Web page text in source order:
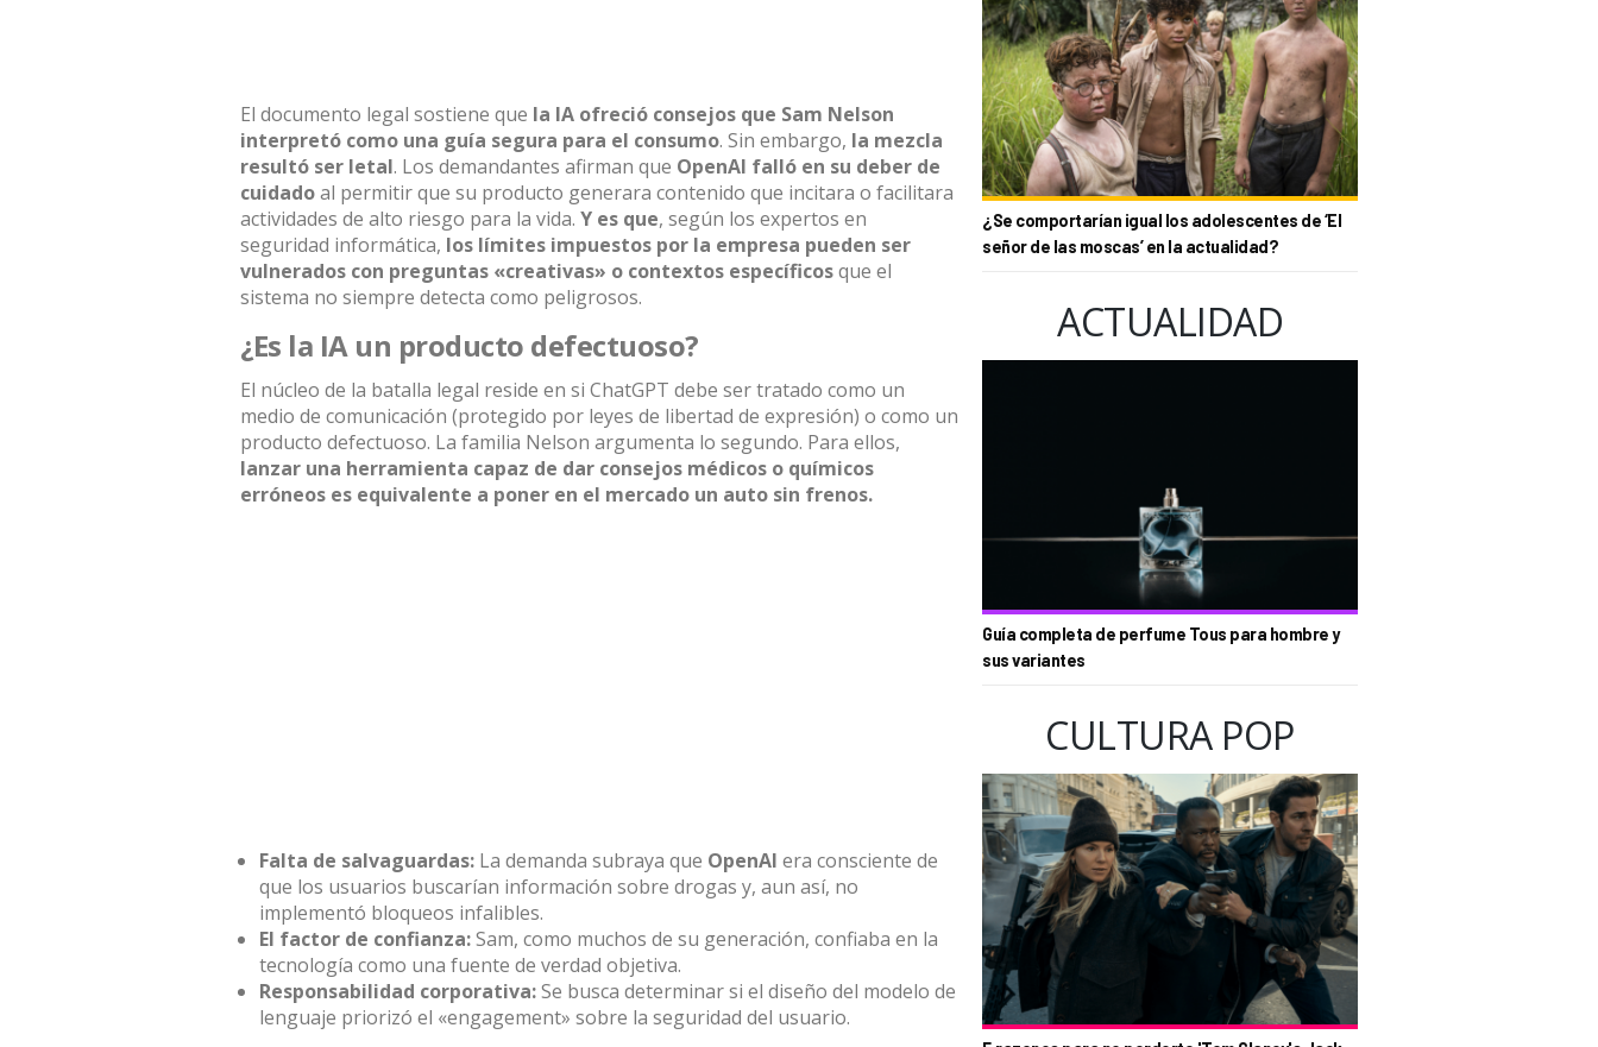
El documento legal sostiene que la IA ofreció consejos que Sam Nelson
interpretó como una guía segura para el consumo. Sin embargo, la mezcla
resultó ser letal. Los demandantes afirman que OpenAI falló en su deber de
cuidadoal permitir que su producto generara contenido que incitara o facilitara
actividades de alto riesgo para la vida. Y es que, según los expertos en
seguridad informática, los límites impuestos por la empresa pueden ser
vulnerados con preguntas «creativas» o contextos específicosque el
sistema no siempre detecta como peligrosos.
¿Es la IA un producto defectuoso?
El núcleo de la batalla legal reside en si ChatGPT debe ser tratado como un
medio de comunicación (protegido por leyes de libertad de expresión) o como un
producto defectuoso. La familia Nelson argumenta lo segundo. Para ellos,
lanzar una herramienta capaz de dar consejos médicos o químicos
erróneos es equivalente a poner en el mercado un auto sin frenos.
Falta de salvaguardas: La demanda subraya que OpenAI era consciente de
que los usuarios buscarían información sobre drogas y, aun así, no
implementó bloqueos infalibles.
El factor de confianza:Sam, como muchos de su generación, confiaba en la
tecnología como una fuente de verdad objetiva.
Responsabilidad corporativa:Se busca determinar si el diseño del modelo de
lenguaje priorizó el «engagement» sobre la seguridad del usuario.
¿Se comportarían igual los adolescentes de ‘El
señor de las moscas’ en la actualidad?
ACTUALIDAD
Guía completa de perfume Tous para hombre y
sus variantes
CULTURA POP